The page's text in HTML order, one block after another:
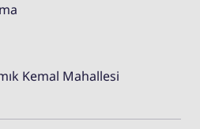
Kemal Mahallesi